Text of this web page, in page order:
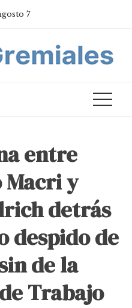
7
entre
Macri y
detrás
despido de
de la
Trabajo